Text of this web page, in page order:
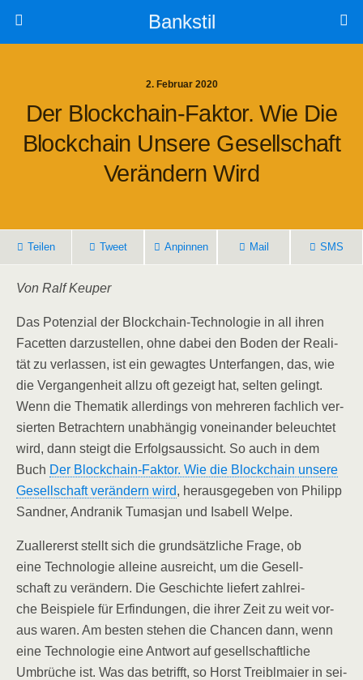
Bankstil
2. Februar 2020
Der Block­chain-Fak­tor. Wie Die
Block­chain Unse­re Gesell­schaft
Ver­än­dern Wird
Tei­len Tweet Anpin­nen Mail SMS
Von Ralf Keuper
Das Poten­zi­al der Block­chain-Tech­no­lo­gie in all ihren
Facet­ten dar­zu­stel­len, ohne dabei den Boden der Rea­li­
tät zu ver­las­sen, ist ein gewag­tes Unter­fan­gen, das, wie
die Ver­gan­gen­heit all­zu oft gezeigt hat, sel­ten gelingt.
Wenn die The­ma­tik aller­dings von meh­re­ren fach­lich ver­
sier­ten Betrach­tern unab­hän­gig von­ein­an­der beleuch­tet
wird, dann steigt die Erfolgs­aus­sicht. So auch in dem
Buch Der Block­chain-Fak­tor. Wie die Block­chain unse­re
Gesell­schaft ver­än­dern wird, her­aus­ge­ge­ben von Phil­ipp
Sand­ner, Andra­nik Tumas­jan und Isa­bell Welpe.
Zual­ler­erst stellt sich die grund­sätz­li­che Fra­ge, ob
eine Tech­no­lo­gie allei­ne aus­reicht, um die Gesell­
schaft zu ver­än­dern. Die Geschich­te lie­fert zahl­rei­
che Bei­spie­le für Erfin­dun­gen, die ihrer Zeit zu weit vor­
aus waren. Am bes­ten ste­hen die Chan­cen dann, wenn
eine Tech­no­lo­gie eine Ant­wort auf gesell­schaft­li­che
Umbrü­che ist. Was das betrifft, so Horst Treiblmai­er in sei­